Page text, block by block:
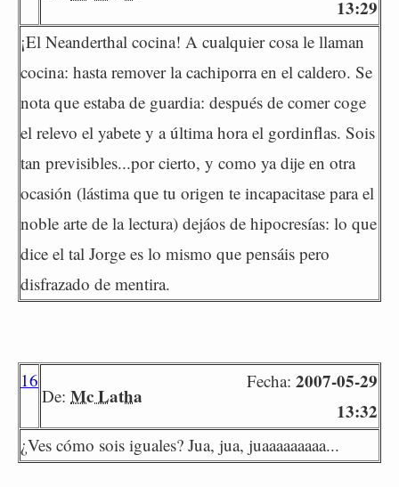
13:29
¡El Neanderthal cocina! A cualquier cosa le llaman
cocina: hasta remover la cachiporra en el caldero. Se
nota que estaba de guardia: después de comer coge
el relevo el yabete y a última hora el gordinflas. Sois
tan previsibles...por cierto, y como ya dije en otra
ocasión (lástima que tu origen te incapacitase para el
noble arte de la lectura) dejáos de hipocresías: lo que
dice el tal Jorge es lo mismo que pensáis pero
disfrazado de mentira.
16
De: Mc Latha
Fecha: 2007-05-29
13:32
¿Ves cómo sois iguales? Jua, jua, juaaaaaaaaa...